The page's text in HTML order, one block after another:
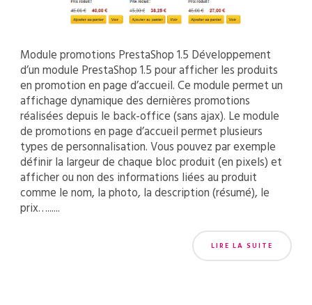
Module promotions PrestaShop 1.5 Développement
d’un module PrestaShop 1.5 pour afficher les produits
en promotion en page d’accueil. Ce module permet un
affichage dynamique des dernières promotions
réalisées depuis le back-office (sans ajax). Le module
de promotions en page d’accueil permet plusieurs
types de personnalisation. Vous pouvez par exemple
définir la largeur de chaque bloc produit (en pixels) et
afficher ou non des informations liées au produit
comme le nom, la photo, la description (résumé), le
prix…......
LIRE LA SUITE